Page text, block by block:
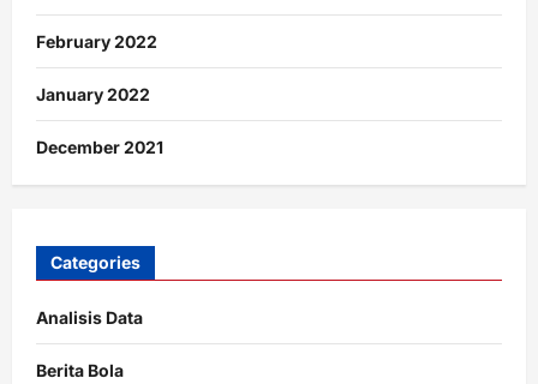
February 2022
January 2022
December 2021
Categories
Analisis Data
Berita Bola